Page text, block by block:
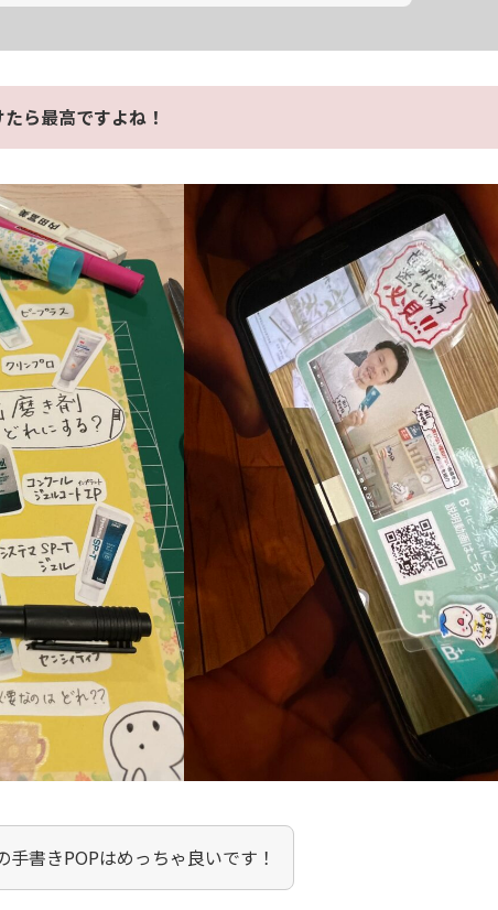
ら最高ですよね！
手書きPOPはめっちゃ良いです！